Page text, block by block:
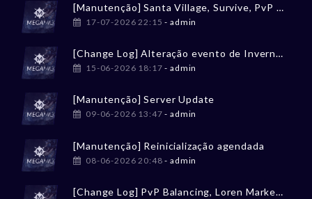
[Manutenção] Santa Village, Survive, PvP Balancing
17-07-2026 22:15 - admin
[Change Log] Alteração evento de Inverno / Winter event change
15-06-2026 18:17 - admin
[Manutenção] Server Update
09-06-2026 13:47 - admin
[Manutenção] Reinicialização agendada
08-06-2026 20:48 - admin
[Change Log] PvP Balancing, Loren Market, Tesouro Perdido